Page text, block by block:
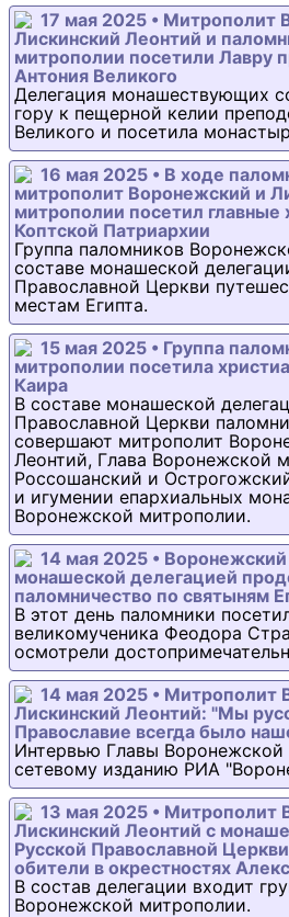
17 мая 2025 • Митрополит
Лискинский Леонтий и
митрополии посетили Лавру
Антония Великого
Делегация монашествующих
гору к пещерной келии
Великого и посетила
16 мая 2025 • В ходе
митрополит Воронежский и
митрополии посетил
Коптской Патриархии
Группа паломников
составе монашеской
Православной Церкви
местам Египта.
15 мая 2025 • Группа
митрополии посетила
Каира
В составе монашеской
Православной Церкви
совершают митрополит
Леонтий, Глава Воронежской
Россошанский и
и игумении епархиальных
Воронежской митрополии.
14 мая 2025 •
монашеской делегацией
паломничество по святыням
В этот день паломники
великомученика Феодора
осмотрели
14 мая 2025 • Митрополит
Лискинский Леонтий: "Мы
Православие всегда было
Интервью Главы Воронежской
сетевому изданию РИА
13 мая 2025 • Митрополит
Лискинский Леонтий с
Русской Православной
обители в окрестностях
В состав делегации входит
Воронежской митрополии.